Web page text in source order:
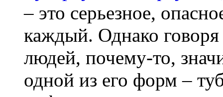
– это серьезное,
каждый. Однако говоря
людей, почему-то,
одной из его форм –